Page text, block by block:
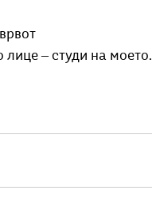
лице ‒ студи на моето.